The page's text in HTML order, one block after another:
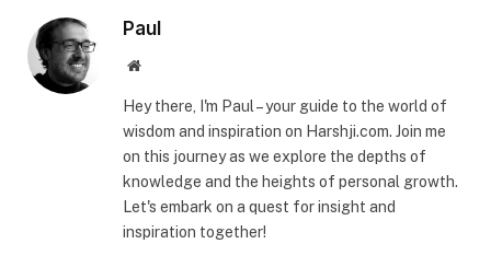
Paul
Website
Hey there, I'm Paul – your guide to the world of
wisdom and inspiration on Harshji.com. Join me
on this journey as we explore the depths of
knowledge and the heights of personal growth.
Let's embark on a quest for insight and
inspiration together!